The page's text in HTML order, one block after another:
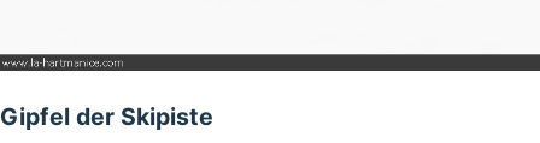
Gipfel der Skipiste